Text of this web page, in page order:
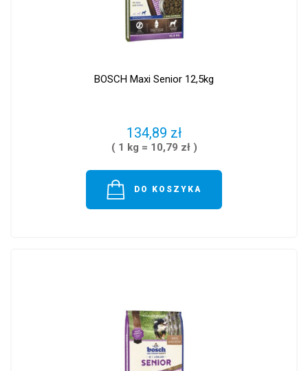
BOSCH Maxi Senior 12,5kg
134,89 zł
( 1 kg = 10,79 zł )
DO KOSZYKA